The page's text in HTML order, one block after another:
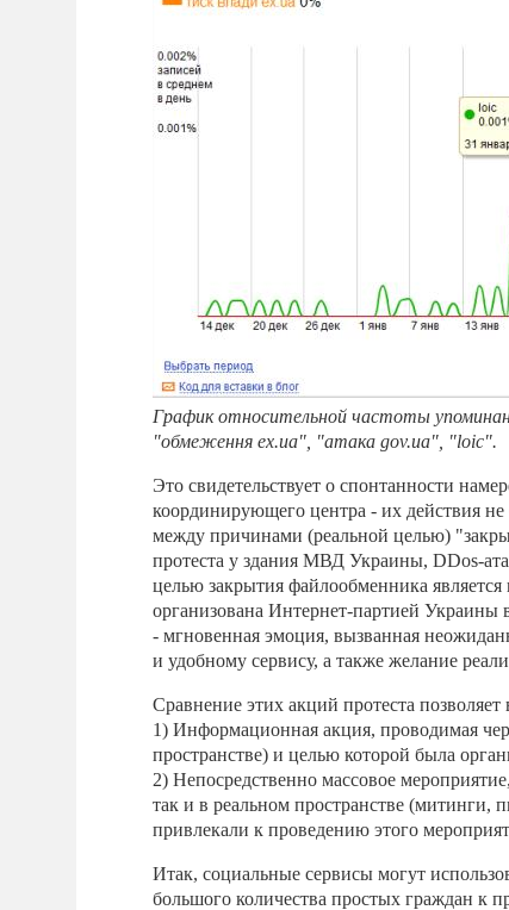
График относительной частоты
"обмеження ex.ua", "атака gov.ua", "loic".
Это свидетельствует о спонтанности
координирующего центра - их действия не
между причинами (реальной целью)
протеста у здания МВД Украины, DDos-
целью закрытия файлообменника
организована Интернет-партией Украины
- мгновенная эмоция, вызванная
и удобному сервису, а также желание
Сравнение этих акций протеста
1) Информационная акция, проводимая
пространстве) и целью которой была
2) Непосредственно массовое
так и в реальном пространстве (митинги,
привлекали к проведению этого
Итак, социальные сервисы могут
большого количества простых граждан к